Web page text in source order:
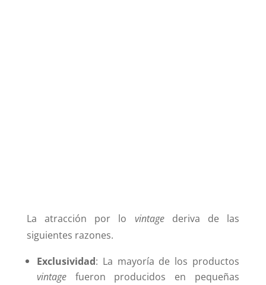
La atracción por lo vintagederiva de las
siguientes razones.
Exclusividad: La mayoría de los productos
vintagefueron producidos en pequeñas